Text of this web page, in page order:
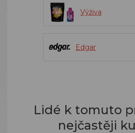
Výživa
Edgar
Lidé k tomuto
nejčastěji